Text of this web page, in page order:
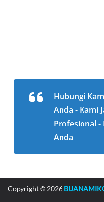
Hubungi
Anda - Kami
Profesional -
Anda
Copyright © 2026